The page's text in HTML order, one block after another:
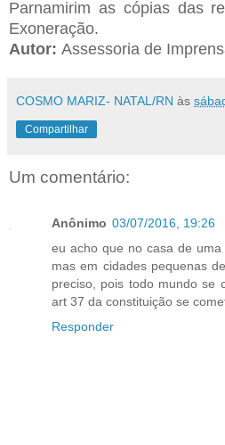
Parnamirim as cópias das
Exoneração.
Autor: Assessoria de
COSMO MARIZ- NATAL/RN às
Compartilhar
Um comentário:
Anônimo 03/07/2016, 19:26
eu acho que no casa de
mas em cidades pequenas
preciso, pois todo mundo se
art 37 da constituição se
Responder